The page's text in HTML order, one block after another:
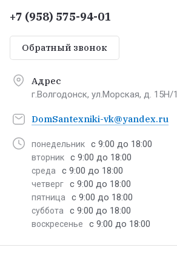
+7 (958) 575-94-01
Обратный звонок
Адрес
г.Волгодонск, ул.Морская, д. 15Н/1
DomSantexniki-vk@yandex.ru
понедельник с 9:00 до 18:00
вторник с 9:00 до 18:00
среда с 9:00 до 18:00
четверг с 9:00 до 18:00
пятница с 9:00 до 18:00
суббота с 9:00 до 18:00
воскресенье с 9:00 до 18:00